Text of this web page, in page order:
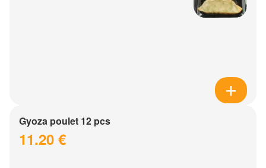
Gyoza poulet 12 pcs
11.20 €